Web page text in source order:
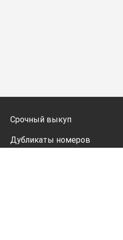
Срочный выкуп
Дубликаты номеров